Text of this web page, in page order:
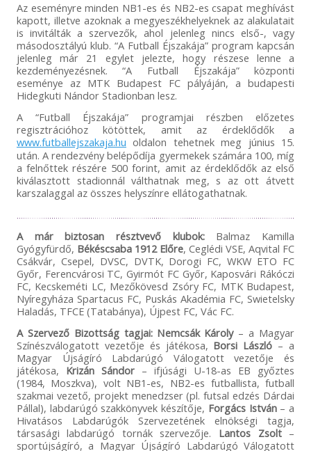
Az eseményre minden NB1-es és NB2-es csapat meghívást
kapott, illetve azoknak a megyeszékhelyeknek az alakulatait
is invitálták a szervezők, ahol jelenleg nincs első-, vagy
másodosztályú klub. “A Futball Éjszakája” program kapcsán
jelenleg már 21 egylet jelezte, hogy részese lenne a
kezdeményezésnek. “A Futball Éjszakája” központi
eseménye az MTK Budapest FC pályáján, a budapesti
Hidegkuti Nándor Stadionban lesz.
A “Futball Éjszakája” programjai részben előzetes
regisztrációhoz kötöttek, amit az érdeklődők a
www.futballejszakaja.hu oldalon tehetnek meg június 15.
után. A rendezvény belépődíja gyermekek számára 100, míg
a felnőttek részére 500 forint, amit az érdeklődők az első
kiválasztott stadionnál válthatnak meg, s az ott átvett
karszalaggal az összes helyszínre ellátogathatnak.
A már biztosan résztvevő klubok:Balmaz Kamilla
Gyógyfürdő, Békéscsaba 1912 Előre, Ceglédi VSE, Aqvital FC
Csákvár, Csepel, DVSC, DVTK, Dorogi FC, WKW ETO FC
Győr, Ferencvárosi TC, Gyirmót FC Győr, Kaposvári Rákóczi
FC, Kecskeméti LC, Mezőkövesd Zsóry FC, MTK Budapest,
Nyíregyháza Spartacus FC, Puskás Akadémia FC, Swietelsky
Haladás, TFCE (Tatabánya), Újpest FC, Vác FC.
A Szervező Bizottság tagjai: Nemcsák Károly– a Magyar
Színészválogatott vezetője és játékosa, Borsi László – a
Magyar Újságíró Labdarúgó Válogatott vezetője és
játékosa, Krizán Sándor– ifjúsági U-18-as EB győztes
(1984, Moszkva), volt NB1-es, NB2-es futballista, futball
szakmai vezető, projekt menedzser (pl. futsal edzés Dárdai
Pállal), labdarúgó szakkönyvek készítője, Forgács István– a
Hivatásos Labdarúgók Szervezetének elnökségi tagja,
társasági labdarúgó tornák szervezője. Lantos Zsolt–
sportújságíró, a Magyar Újságíró Labdarúgó Válogatott